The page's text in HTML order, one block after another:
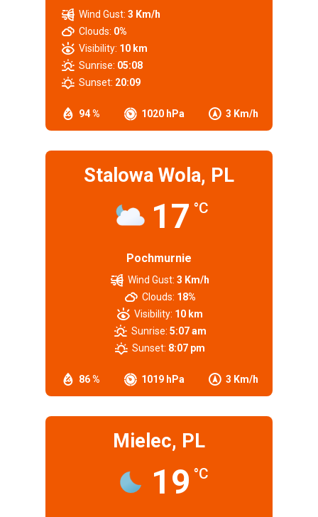
94 % 1020 hPa 3 Km/h
Wind Gust: 3 Km/h
Clouds: 0%
Visibility: 10 km
Sunrise: 05:08
Sunset: 20:09
Stalowa Wola, PL
17 °C
Pochmurnie
86 % 1019 hPa 3 Km/h
Wind Gust: 3 Km/h
Clouds: 18%
Visibility: 10 km
Sunrise: 5:07 am
Sunset: 8:07 pm
Mielec, PL
19 °C